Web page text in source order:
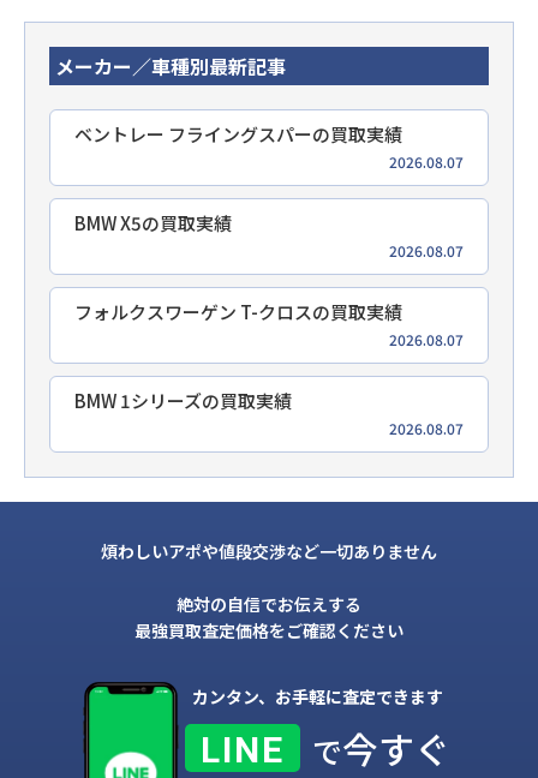
メーカー／車種別最新記事
ベントレー フライングスパーの買取実績
2026.08.07
BMW X5の買取実績
2026.08.07
フォルクスワーゲン T-クロスの買取実績
2026.08.07
BMW 1シリーズの買取実績
2026.08.07
煩わしいアポや値段交渉など一切ありません
絶対の自信でお伝えする
最強買取査定価格をご確認ください
カンタン、お手軽に査定できます
LINE で今すぐ